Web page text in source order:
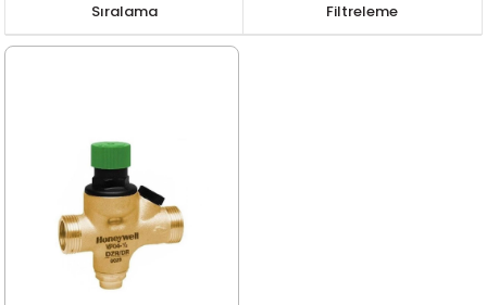
Filtreleme
Sıralama